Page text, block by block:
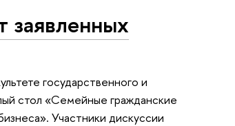
заявленных
государственного и
стол «Семейные гражданские
Участники дискуссии